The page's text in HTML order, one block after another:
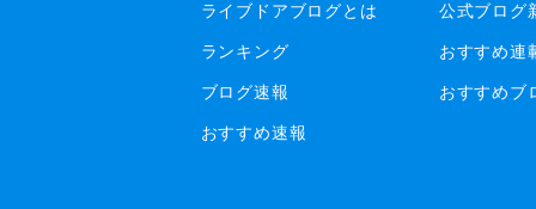
ライブドアブログとは
ランキング
ブログ速報
おすすめ速報
公式ブログ
おすすめ連
おすすめブ